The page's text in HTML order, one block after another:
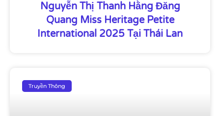
Nguyễn Thị Thanh Hằng Đăng
Quang Miss Heritage Petite
International 2025 Tại Thái Lan
Truyền Thông